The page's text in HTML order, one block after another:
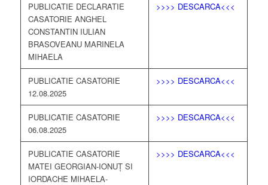
PUBLICATIE DECLARATIE
CASATORIE ANGHEL
CONSTANTIN IULIAN
BRASOVEANU MARINELA
MIHAELA
>>>> DESCARCA<<<
PUBLICATIE CASATORIE
12.08.2025
>>>> DESCARCA<<<
PUBLICATIE CASATORIE
06.08.2025
>>>> DESCARCA<<<
PUBLICATIE CASATORIE
MATEI GEORGIAN-IONUȚ SI
IORDACHE MIHAELA-
>>>> DESCARCA<<<